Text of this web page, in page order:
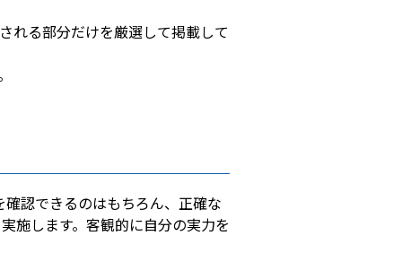
れる部分だけを厳選して掲載して
認できるのはもちろん、正確な
施します。客観的に自分の実力を